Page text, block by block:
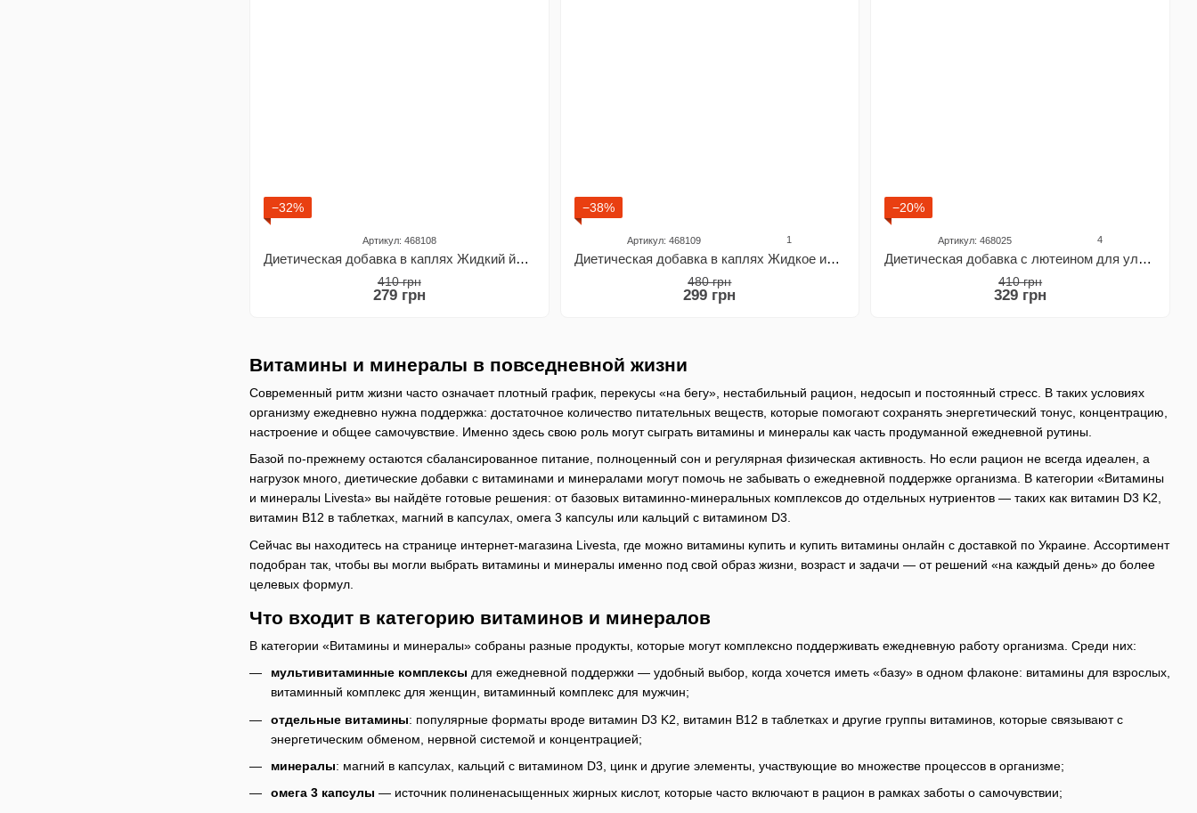
Витамины и минералы в повседневной жизни
Современный ритм жизни часто означает плотный график, перекусы «на бегу», нестабильный рацион, недосып и постоянный стресс. В таких условиях
организму ежедневно нужна поддержка: достаточное количество питательных веществ, которые помогают сохранять энергетический тонус, концентрацию,
настроение и общее самочувствие. Именно здесь свою роль могут сыграть витамины и минералы как часть продуманной ежедневной рутины.
Базой по-прежнему остаются сбалансированное питание, полноценный сон и регулярная физическая активность. Но если рацион не всегда идеален, а
нагрузок много, диетические добавки с витаминами и минералами могут помочь не забывать о ежедневной поддержке организма. В категории «Витамины
и минералы Livesta» вы найдёте готовые решения: от базовых витаминно-минеральных комплексов до отдельных нутриентов — таких как витамин D3 K2,
витамин B12 в таблетках, магний в капсулах, омега 3 капсулы или кальций с витамином D3.
Сейчас вы находитесь на странице интернет-магазина Livesta, где можно витамины купить и купить витамины онлайн с доставкой по Украине. Ассортимент
подобран так, чтобы вы могли выбрать витамины и минералы именно под свой образ жизни, возраст и задачи — от решений «на каждый день» до более
целевых формул.
Что входит в категорию витаминов и минералов
В категории «Витамины и минералы» собраны разные продукты, которые могут комплексно поддерживать ежедневную работу организма. Среди них:
мультивитаминные комплексы для ежедневной поддержки — удобный выбор, когда хочется иметь «базу» в одном флаконе: витамины для взрослых,
витаминный комплекс для женщин, витаминный комплекс для мужчин;
отдельные витамины: популярные форматы вроде витамин D3 K2, витамин B12 в таблетках и другие группы витаминов, которые связывают с
энергетическим обменом, нервной системой и концентрацией;
минералы: магний в капсулах, кальций с витамином D3, цинк и другие элементы, участвующие во множестве процессов в организме;
омега 3 капсулы — источник полиненасыщенных жирных кислот, которые часто включают в рацион в рамках заботы о самочувствии;
−32%
Артикул: 468108
Диетическая добавка в каплях Жидкий йод Vitanil's, 20 мл
410 грн
279 грн
−38%
Артикул: 468109 1
Диетическая добавка в каплях Жидкое ионное железо Vitanil's, 30 мл
480 грн
299 грн
−20%
Артикул: 468025 4
Диетическая добавка с лютеином для улучшения зрения "Офталикс" LIVESTA, 30 капсул
410 грн
329 грн